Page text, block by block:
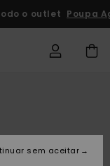
o outlet Poupa
sem aceitar